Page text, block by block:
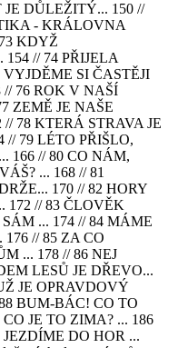
JE DŮLEŽITÝ... 150 //
- KRÁLOVNA
KDYŽ
// 74 PŘIJELA
VYJDĚME SI ČASTĚJI
76 ROK V NAŠÍ
ZEMĚ JE NAŠE
78 KTERÁ STRAVA JE
// 79 LÉTO PŘIŠLO,
166 // 80 CO NÁM,
... 168 // 81
170 // 82 HORY
172 // 83 ČLOVĚK
... 174 // 84 MÁME
// 85 ZA CO
... 178 // 86 NEJ
LESŮ JE DŘEVO...
JE OPRAVDOVÝ
BUM-BÁC! CO TO
JE TO ZIMA? ... 186
DO HOR ...